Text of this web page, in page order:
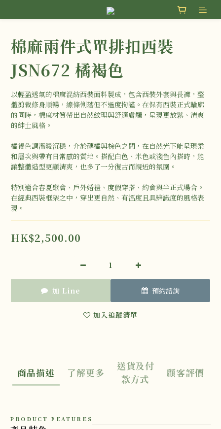
棉麻兩件式單排扣西裝
JSN672 橘褐色
以輕盈透氣的棉麻混紡西裝面料製成，包含西裝外套與長褲，整
體剪裁修身順暢，線條俐落但不過度拘謹。在保有西裝正式輪廓
的同時，棉麻材質帶出自然紋理與舒適膚觸，呈現更放鬆、清爽
的紳士風格。
橘褐色調溫暖沉穩，介於磚橘與棕色之間，在自然光下能呈現柔
和層次與帶有日常感的質地。搭配白色、米色或淺色內搭時，能
讓整體造型更顯清爽，也多了一分復古而親近的氛圍。
特別適合春夏聚會、戶外婚禮、度假穿搭、約會與半正式場合。
在經典西裝框架之中，穿出更自然、有溫度且具辨識度的風格表
現。
HK$2,500.00
加 Line 預約諮詢
加入追蹤清單
商品描述 了解更多
送貨及付
款方式
顧客評價
PRODUCT FEATURES